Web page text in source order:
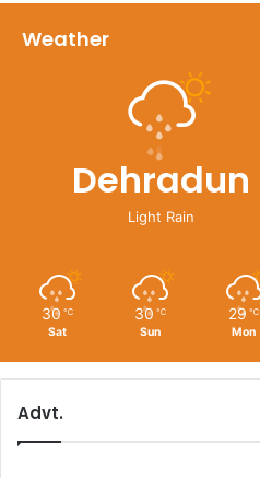
Weather
Dehradun
Light Rain
30 ℃
Sat
30 ℃
Sun
29 ℃
Mon
Advt.